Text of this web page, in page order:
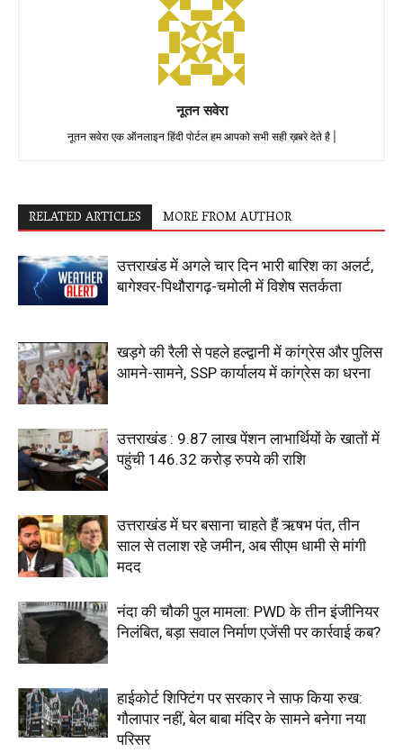
नूतन सवेरा
नूतन सवेरा एक ऑनलाइन हिंदी पोर्टल हम आपको सभी सही ख़बरे देते है |
RELATED ARTICLES MORE FROM AUTHOR
उत्तराखंड में अगले चार दिन भारी बारिश का अलर्ट,
बागेश्वर-पिथौरागढ़-चमोली में विशेष सतर्कता
खड़गे की रैली से पहले हल्द्वानी में कांग्रेस और पुलिस
आमने-सामने, SSP कार्यालय में कांग्रेस का धरना
उत्तराखंड : 9.87 लाख पेंशन लाभार्थियों के खातों में
पहुंची 146.32 करोड़ रुपये की राशि
उत्तराखंड में घर बसाना चाहते हैं ऋषभ पंत, तीन
साल से तलाश रहे जमीन, अब सीएम धामी से मांगी
मदद
नंदा की चौकी पुल मामला: PWD के तीन इंजीनियर
निलंबित, बड़ा सवाल निर्माण एजेंसी पर कार्रवाई कब?
हाईकोर्ट शिफ्टिंग पर सरकार ने साफ किया रुख:
गौलापार नहीं, बेल बाबा मंदिर के सामने बनेगा नया
परिसर